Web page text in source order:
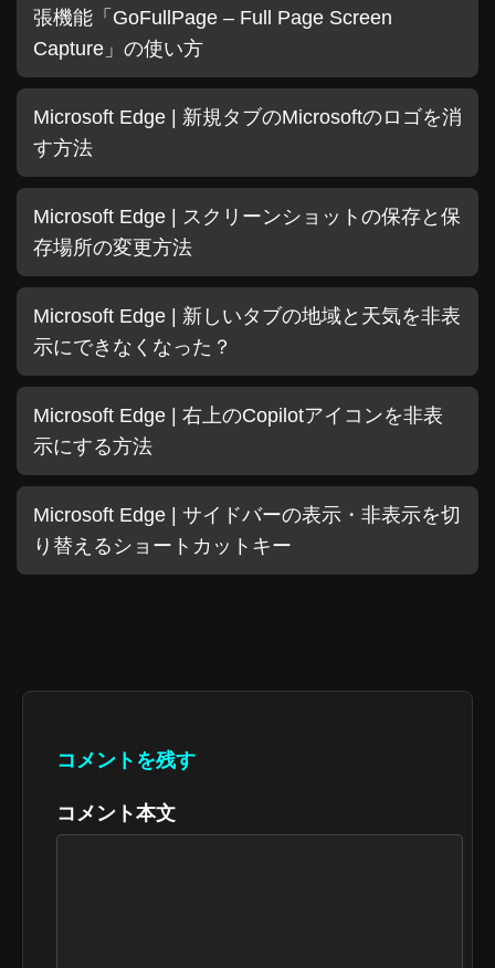
張機能「GoFullPage – Full Page Screen
Capture」の使い方
Microsoft Edge | 新規タブのMicrosoftのロゴを消
す方法
Microsoft Edge | スクリーンショットの保存と保
存場所の変更方法
Microsoft Edge | 新しいタブの地域と天気を非表
示にできなくなった？
Microsoft Edge | 右上のCopilotアイコンを非表
示にする方法
Microsoft Edge | サイドバーの表示・非表示を切
り替えるショートカットキー
コメントを残す
コメント本文